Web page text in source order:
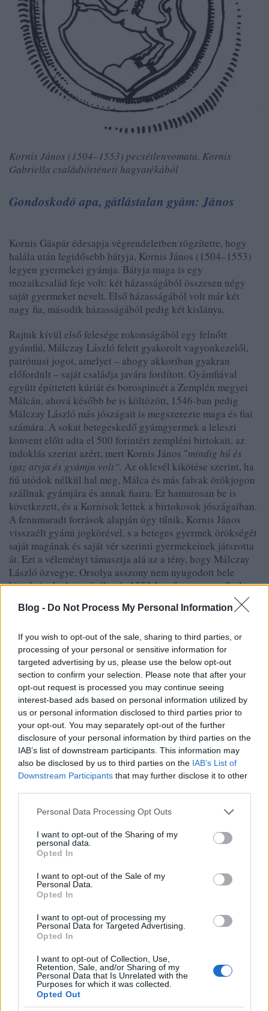
Blog - Do Not Process My Personal Information
If you wish to opt-out of the sale, sharing to third parties, or
processing of your personal or sensitive information for
targeted advertising by us, please use the below opt-out
section to confirm your selection. Please note that after your
opt-out request is processed you may continue seeing
interest-based ads based on personal information utilized by
us or personal information disclosed to third parties prior to
your opt-out. You may separately opt-out of the further
disclosure of your personal information by third parties on the
IAB’s list of downstream participants. This information may
also be disclosed by us to third parties on the IAB’s List of
Downstream Participants that may further disclose it to other
Please note that this website/app uses one or more Google
not limited to your visit or usage behaviour. You may click to
grant or deny consent to Google and its third-party tags to
use your data for below specified purposes in below Google
consent section.
Personal Data Processing Opt Outs
I want to opt-out of the Sharing of my
personal data.
Opted In
I want to opt-out of the Sale of my
Personal Data.
Opted In
I want to opt-out of processing my
Personal Data for Targeted Advertising.
Opted In
I want to opt-out of Collection, Use,
Retention, Sale, and/or Sharing of my
Personal Data that Is Unrelated with the
Purposes for which it was collected.
Opted Out
Kornis János (1504–1553) pecsétlenyomata. Kornis
Gabriella családtörténeti hagyatékából
Gondoskodó apa, gátlástalan gyám: János
Kornis Gáspár édesapja végrendeletben rögzítette, hogy
halála után legidősebb bátyja, Kornis János (1504–1553)
legyen gyermekei gyámja. Bátyja maga is egy
mozaikcsalád feje volt: két házasságából összesen négy
saját gyermeket nevelt. Első házasságából volt már két
nagy fia, második házasságából pedig két kislánya.
Rajtuk kívül első felesége rokonságából egy felnőtt
gyámfiú, Málczay László felett gyakorolt vagyonkezelői,
patrónusi jogot, amelyet – ahogy akkoriban gyakran
előfordult – saját családja javára fordított. Gyámfiával
együtt építtetett kúriát és borospincét a Zemplén megyei
Málcán, ahová később be is költözött, 1546-ban pedig
Málczay László más jószágait is megszerezte maga és fiai
számára. A sokat betegeskedő gyámgyermek a leleszi
konvent előtt adta el 500 forintért zempléni birtokait, az
indoklás szerint azért, mert Kornis János "mindig hű és
igaz atyja és gyámja volt”. Az oklevél kikötése szerint, ha
fiú utódok nélkül hal meg, Málca és más falvak örökjogon
szállnak gyámjára és annak fiaira. Ez hamarosan be is
következett, és a Kornisok lettek a birtokosok jószágaiban.
A fennmaradt források alapján úgy tűnik, Kornis János
visszaélt gyámi jogkörével, s a beteges gyermek örökségét
saját magának és saját vér szerinti gyermekeinek játszotta
át. Ezt a véleményt támasztja alá az a tény, hogy Málczay
László özvegye, Orsolya asszony nem nyugodott bele
birtokainak elvesztésébe, és 1553-ban fegyveres erővel
kísérelte meg elfoglalni a málcai udvarházat. Bár a vita
véres incidensbe torkollt, az özvegynek mégsem sikerült